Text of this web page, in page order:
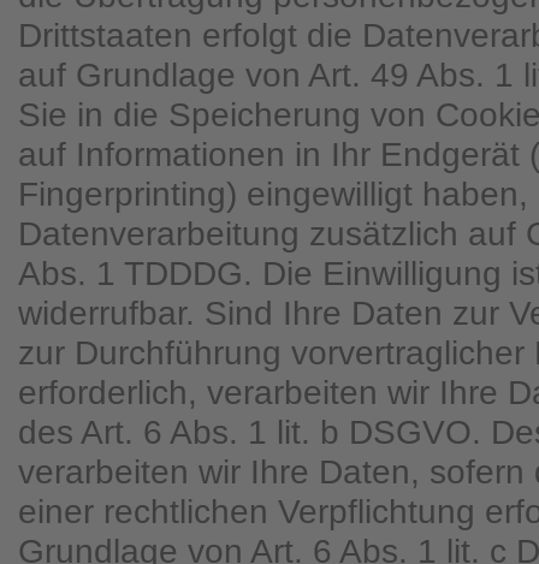
Drittstaaten erfolgt die
auf Grundlage von Art. 49 Abs. 1
Sie in die Speicherung von
auf Informationen in Ihr Endgerät
Fingerprinting) eingewilligt
Datenverarbeitung zusätzlich auf
Abs. 1 TDDDG. Die Einwilligung
widerrufbar. Sind Ihre Daten zur
zur Durchführung vorvertraglicher
erforderlich, verarbeiten wir Ihre
des Art. 6 Abs. 1 lit. b DSGVO.
verarbeiten wir Ihre Daten, sofern
einer rechtlichen Verpflichtung
Grundlage von Art. 6 Abs. 1 lit. c